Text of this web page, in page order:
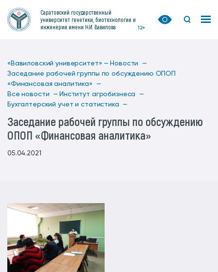
Саратовский государственный
университет генетики, биотехнологии и
инженерии имени Н.И. Вавилова
12+
«Вавиловский университет» — Новости —
Заседание рабочей группы по обсуждению ОПОП
«Финансовая аналитика» —
Все новости — Институт агробизнеса —
Бухгалтерский учет и статистика —
Заседание рабочей группы по обсуждению
ОПОП «Финансовая аналитика»
05.04.2021